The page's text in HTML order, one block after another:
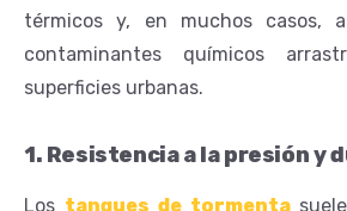
térmicos y, en muchos casos,
contaminantes químicos
superficies urbanas.
1. Resistencia a la presión y
Los tanques de tormenta